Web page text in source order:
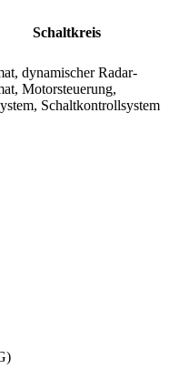
Schaltkreis
dynamischer Radar-
Motorsteuerung,
Schaltkontrollsystem